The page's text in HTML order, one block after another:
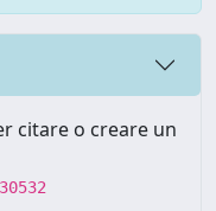
citare o creare un